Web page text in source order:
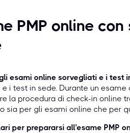
PMP online
esami online sorvegliati e i test
i test in sede. Durante un
la procedura di check-in online
sia per gli esami online che per
per prepararsi all'esame PMP